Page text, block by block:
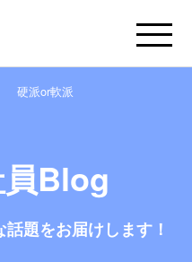
硬派or軟派
Blog
話題をお届けします！